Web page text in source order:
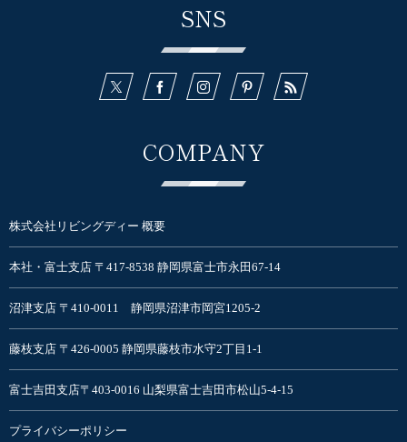
SNS
COMPANY
株式会社リビングディー 概要
本社・富士支店 〒417-8538 静岡県富士市永田67-14
沼津支店 〒410-0011 静岡県沼津市岡宮1205-2
藤枝支店 〒426-0005 静岡県藤枝市水守2丁目1-1
富士吉田支店〒403-0016 山梨県富士吉田市松山5-4-15
プライバシーポリシー